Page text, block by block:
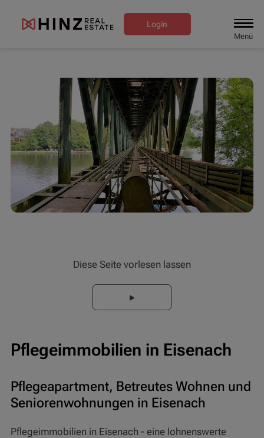
Login
Diese Seite vorlesen lassen
Pflegeimmobilien in Eisenach
Pflegeapartment, Betreutes Wohnen und
Seniorenwohnungen in Eisenach
Pflegeimmobilien in Eisenach - eine lohnenswerte